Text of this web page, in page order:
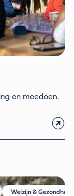
en meedoen.
Welzijn & Gezondheid